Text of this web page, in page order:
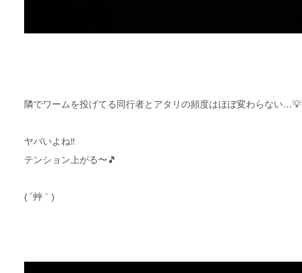
隣でワームを投げてる同行者とアタリの頻度はほぼ変わらない…💡
ヤバいよね‼️
テンション上がる〜🎵
( ´艸｀)